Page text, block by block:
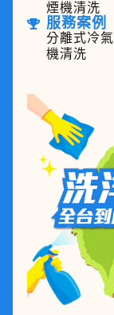
煙機清洗
服務案例
分離式冷
機清洗